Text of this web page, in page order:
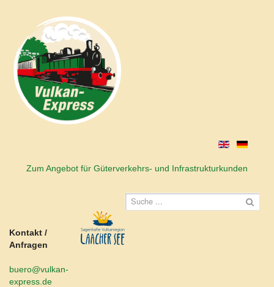
Zum Angebot für Güterverkehrs- und Infrastrukturkunden
Kontakt /
Anfragen
buero@vulkan-
express.de